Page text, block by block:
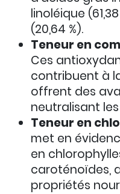
linoléique
(20,64 %).
Teneur en
Ces
contribuent à
offrent des
neutralisant
Teneur en
met en
en
caroténoïdes,
propriétés